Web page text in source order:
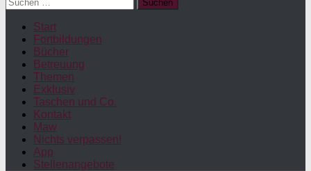
nach:
Start
Fortbildungen
Bücher
Betreuung
Themen
Exklusiv
Taschen und Co.
Kontakt
Maw
Nichts verpassen!
App
Stellenangebote